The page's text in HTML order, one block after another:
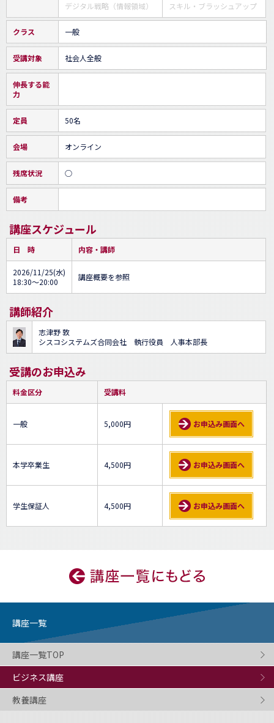
デジタル戦略（情報領域） スキル・ブラッシュアップ
クラス 一般
受講対象 社会人全般
伸長する能
力
定員 50名
会場 オンライン
残席状況 ○
備考
講座スケジュール
日 時 内容・講師
2026/11/25(水)
18:30～20:00
講座概要を参照
講師紹介
志津野 敦
シスコシステムズ合同会社 執行役員 人事本部長
受講のお申込み
料金区分 受講料
一般 5,000円 お申込み画面へ
本学卒業生 4,500円 お申込み画面へ
学生保証人 4,500円 お申込み画面へ
講座一覧
講座一覧TOP
ビジネス講座
教養講座